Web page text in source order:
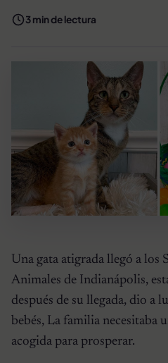
3 min de lectura
Una gata atigrada llegó a los
Animales de Indianápolis,
después de su llegada, dio a
bebés, La familia necesitaba
acogida para prosperar.